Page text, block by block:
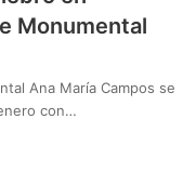
Monumental
Ana María Campos se
con…